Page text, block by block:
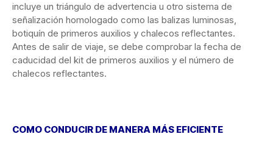
incluye un triángulo de advertencia u otro sistema de
señalización homologado como las balizas luminosas,
botiquín de primeros auxilios y chalecos reflectantes.
Antes de salir de viaje, se debe comprobar la fecha de
caducidad del kit de primeros auxilios y el número de
chalecos reflectantes.
COMO CONDUCIR DE MANERA MÁS EFICIENTE